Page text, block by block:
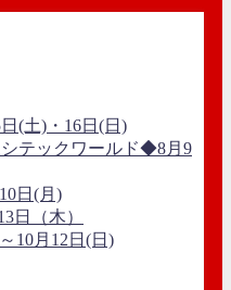
(土)・16日(日)
テックワールド◆8月9
日(月)
日（木）
10月12日(日)